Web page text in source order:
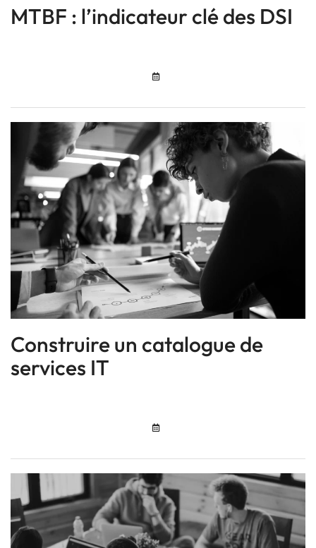
MTBF : l’indicateur clé des DSI
Construire un catalogue de
services IT